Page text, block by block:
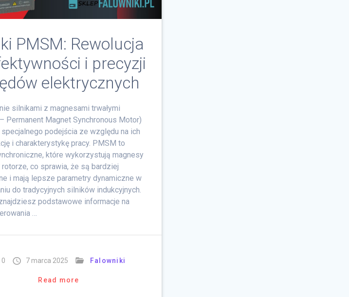
PMSM: Rewolucja
i precyzji
elektrycznych
silnikami z magnesami trwałymi
Permanent Magnet Synchronous Motor)
podejścia ze względu na ich
i charakterystykę pracy. PMSM to
które wykorzystują magnesy
rotorze, co sprawia, że są bardziej
i mają lepsze parametry dynamiczne w
do tradycyjnych silników indukcyjnych.
podstawowe informacje na
…
0 7 marca 2025 Falowniki
Read more